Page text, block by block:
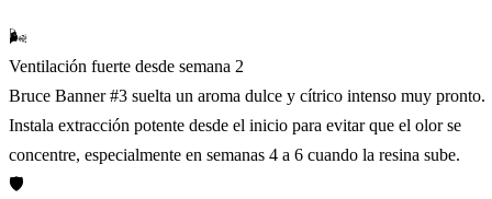
🌬️
Ventilación fuerte desde semana 2
Bruce Banner #3 suelta un aroma dulce y cítrico intenso muy pronto.
Instala extracción potente desde el inicio para evitar que el olor se
concentre, especialmente en semanas 4 a 6 cuando la resina sube.
🛡️